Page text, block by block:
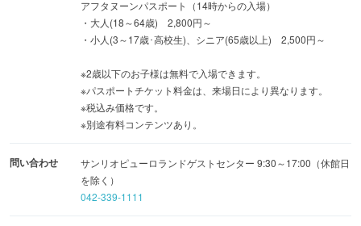
合があります。アフタヌーンパスポート（14時からの入場）
・大人(18～64歳) 2,800円～
・小人(3～17歳･高校生)、シニア(65歳以上) 2,500円～
※2歳以下のお子様は無料で入場できます。
※パスポートチケット料金は、来場日により異なります。
※税込み価格です。
※別途有料コンテンツあり。
問い合わせ
サンリオピューロランドゲストセンター 9:30～17:00（休館日
を除く）
042-339-1111